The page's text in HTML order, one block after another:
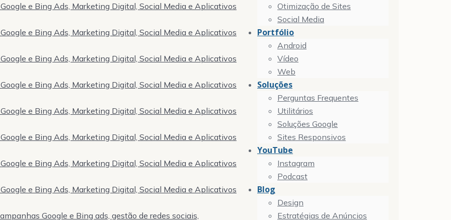
Otimização de Sites
Social Media
Portfólio
Android
Vídeo
Web
Soluções
Perguntas Frequentes
Utilitários
Soluções Google
Sites Responsivos
YouTube
Instagram
Podcast
Blog
Design
Estratégias de Anúncios
e Bing Ads, Marketing Digital, Social Media e Aplicativos
e Bing Ads, Marketing Digital, Social Media e Aplicativos
e Bing Ads, Marketing Digital, Social Media e Aplicativos
e Bing Ads, Marketing Digital, Social Media e Aplicativos
e Bing Ads, Marketing Digital, Social Media e Aplicativos
e Bing Ads, Marketing Digital, Social Media e Aplicativos
e Bing Ads, Marketing Digital, Social Media e Aplicativos
e Bing Ads, Marketing Digital, Social Media e Aplicativos
Google e Bing ads, gestão de redes sociais,